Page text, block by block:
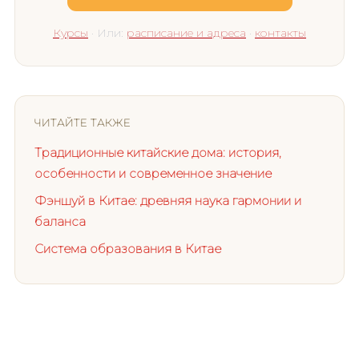
Курсы · Или: расписание и адреса · контакты
ЧИТАЙТЕ ТАКЖЕ
Традиционные китайские дома: история,
особенности и современное значение
Фэншуй в Китае: древняя наука гармонии и
баланса
Система образования в Китае